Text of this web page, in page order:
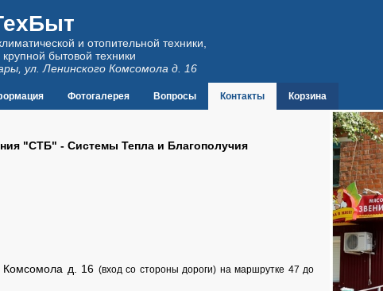
и отопительной техники,
крупной бытовой техники
ул. Ленинского Комсомола д. 16
Фотогалерея Вопросы Контакты Корзина
"СТБ" - Системы Тепла и Благополучия
Комсомола д. 16 (вход со стороны дороги) на маршрутке 47 до